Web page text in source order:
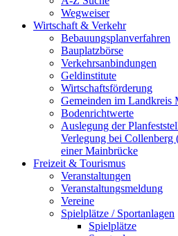
Wegweiser
Wirtschaft & Verkehr
Bebauungsplanverfahren
Bauplatzbörse
Verkehrsanbindungen
Geldinstitute
Wirtschaftsförderung
Gemeinden im Landkreis
Bodenrichtwerte
Auslegung der
Verlegung bei
einer Mainbrücke
Freizeit & Tourismus
Veranstaltungen
Veranstaltungsmeldung
Vereine
Spielplätze / Sportanlagen
Spielplätze